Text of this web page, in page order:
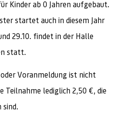
Kinder ab 0 Jahren aufgebaut.
startet auch in diesem Jahr
29.10. findet in der Halle
statt.
Voranmeldung ist nicht
Teilnahme lediglich 2,50 €, die